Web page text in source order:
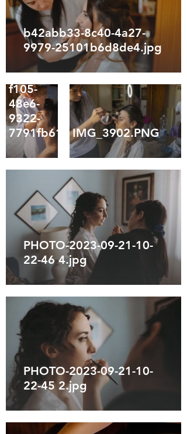
b42abb33-8c40-4a27-
9979-25101b6d8de4.jpg
7fb32f27-
f105-
48e6-
9322-
7791fb61bedf.jpgIMG_3902.PNG
PHOTO-2023-09-21-10-
22-46 4.jpg
PHOTO-2023-09-21-10-
22-45 2.jpg